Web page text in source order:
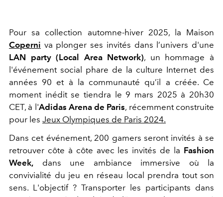
Pour sa collection automne-hiver 2025, la Maison
Coperni va plonger ses invités dans l’univers d'une
LAN party (Local Area Network), un hommage à
l'événement social phare de la culture Internet des
années 90 et à la communauté qu’il a créée. Ce
moment inédit se tiendra le 9 mars 2025 à 20h30
CET, à l'Adidas Arena de Paris, récemment construite
pour les Jeux Olympiques de Paris 2024.
Dans cet événement, 200 gamers seront invités à se
retrouver côte à côte avec les invités de la Fashion
Week, dans une ambiance immersive où la
convivialité du jeu en réseau local prendra tout son
sens. L'objectif ? Transporter les participants dans